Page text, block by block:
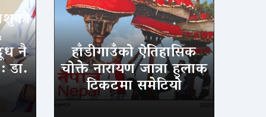
नै
डा.
हाँडीगाउँको ऐतिहासिक
चोक्ते नारायण जात्रा हुलाक
टिकटमा समेटियो